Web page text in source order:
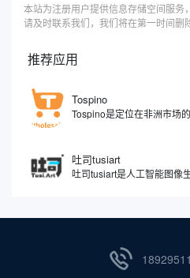
本站为注册用户提供信息存储空间服务
请及时联系我们，我们将在第一时间删
推荐应用
Tospino
吐司tusiart